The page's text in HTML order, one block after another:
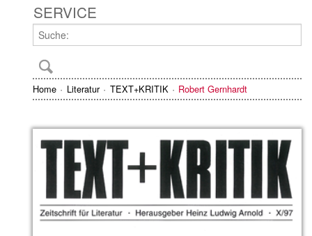
SERVICE
Home Literatur TEXT+KRITIK Robert Gernhardt